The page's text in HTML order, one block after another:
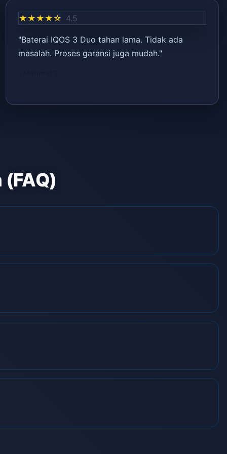
★★★★☆ 4.5
"Baterai IQOS 3 Duo tahan lama. Tidak ada
masalah. Proses garansi juga mudah."